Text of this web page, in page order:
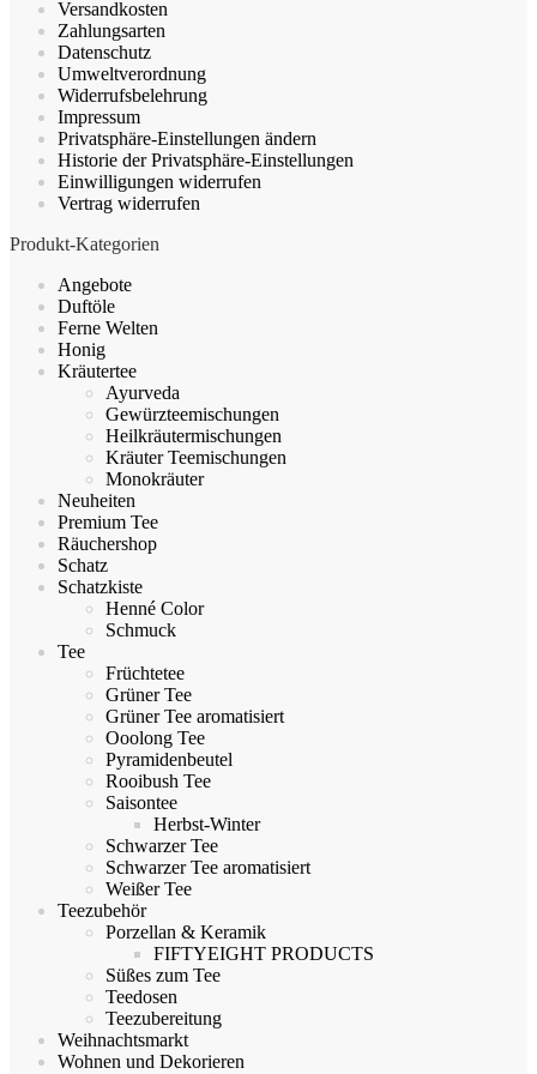
Versandkosten
Zahlungsarten
Datenschutz
Umweltverordnung
Widerrufsbelehrung
Impressum
Privatsphäre-Einstellungen ändern
Historie der Privatsphäre-Einstellungen
Einwilligungen widerrufen
Vertrag widerrufen
Produkt-Kategorien
Angebote
Duftöle
Ferne Welten
Honig
Kräutertee
Ayurveda
Gewürzteemischungen
Heilkräutermischungen
Kräuter Teemischungen
Monokräuter
Neuheiten
Premium Tee
Räuchershop
Schatz
Schatzkiste
Henné Color
Schmuck
Tee
Früchtetee
Grüner Tee
Grüner Tee aromatisiert
Ooolong Tee
Pyramidenbeutel
Rooibush Tee
Saisontee
Herbst-Winter
Schwarzer Tee
Schwarzer Tee aromatisiert
Weißer Tee
Teezubehör
Porzellan & Keramik
FIFTYEIGHT PRODUCTS
Süßes zum Tee
Teedosen
Teezubereitung
Weihnachtsmarkt
Wohnen und Dekorieren